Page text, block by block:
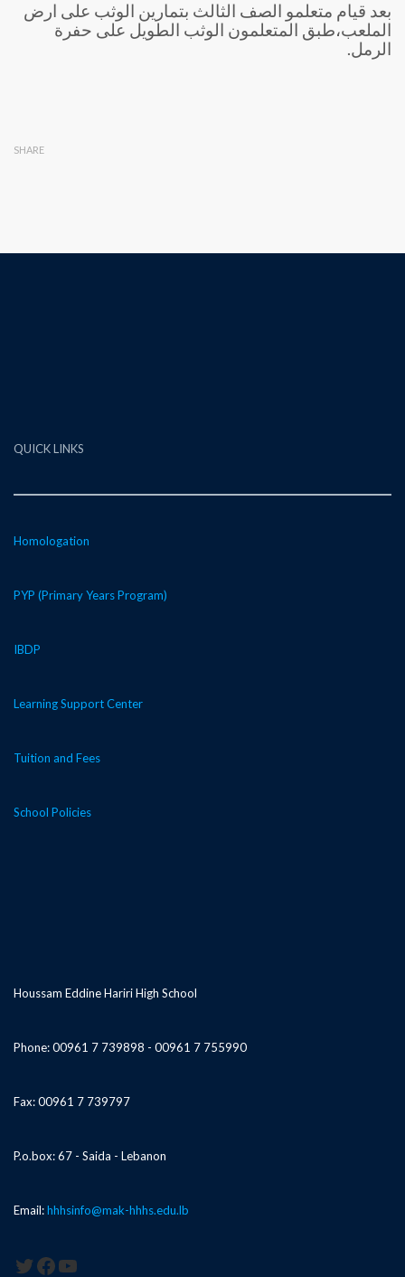
بعد قيام متعلمو الصف الثالث بتمارين الوثب على ارض
الملعب،طبق المتعلمون الوثب الطويل على حفرة
الرمل.
SHARE
QUICK LINKS
Homologation
PYP (Primary Years Program)
IBDP
Learning Support Center
Tuition and Fees
School Policies
Houssam Eddine Hariri High School
Phone: 00961 7 739898 - 00961 7 755990
Fax: 00961 7 739797
P.o.box: 67 - Saida - Lebanon
Email:hhhsinfo@mak-hhhs.edu.lb
Twitter
Facebook
YouTube